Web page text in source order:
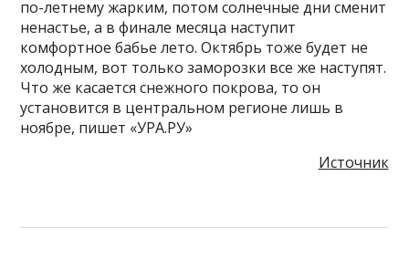
по-летнему жарким, потом солнечные дни сменит
ненастье, а в финале месяца наступит
комфортное бабье лето. Октябрь тоже будет не
холодным, вот только заморозки все же наступят.
Что же касается снежного покрова, то он
установится в центральном регионе лишь в
ноябре, пишет «УРА.РУ»
Источник